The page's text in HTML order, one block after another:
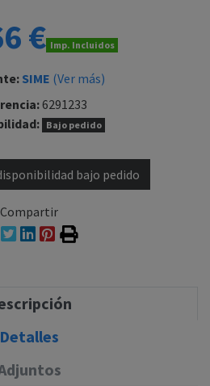
€ Imp. Incluidos
SIME (Ver más)
6291233
Bajo pedido
bajo pedido
Compartir
Detalles